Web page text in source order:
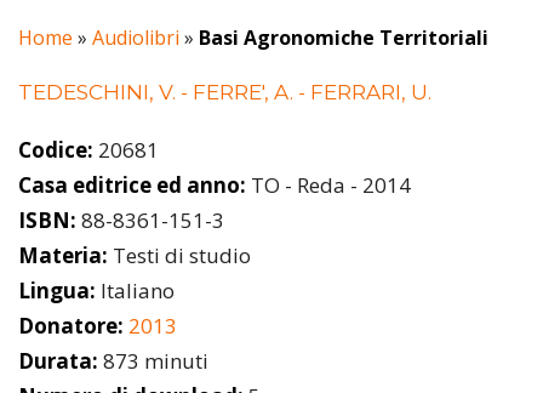
Home » Audiolibri » Basi Agronomiche Territoriali
TEDESCHINI, V. - FERRE', A. - FERRARI, U.
Codice: 20681
Casa editrice ed anno: TO - Reda - 2014
ISBN: 88-8361-151-3
Materia: Testi di studio
Lingua: Italiano
Donatore: 2013
Durata: 873 minuti